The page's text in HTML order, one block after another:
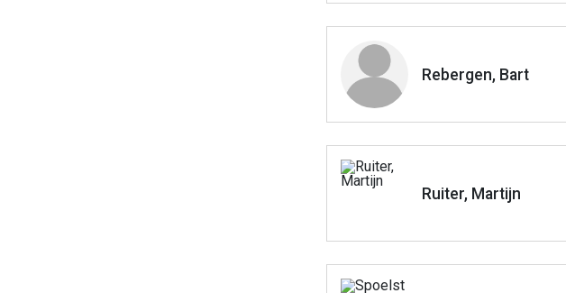
Rebergen, Bart
Ruiter, Martijn